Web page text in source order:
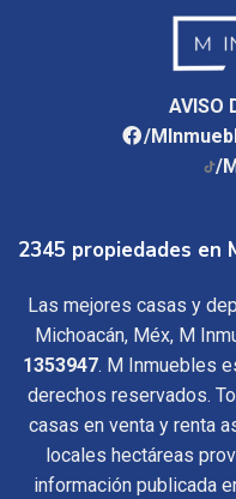
AVISO
/
/
2345 propiedades en
Las mejores casas y
Michoacán, Méx, M
1353947. M Inmuebles
derechos reservados.
casas en venta y renta
locales hectáreas
información publicada